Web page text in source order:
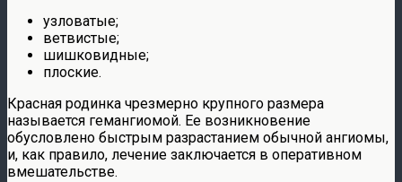
узловатые;
ветвистые;
шишковидные;
плоские.
Красная родинка чрезмерно крупного размера
называется гемангиомой. Ее возникновение
обусловлено быстрым разрастанием обычной ангиомы,
и, как правило, лечение заключается в оперативном
вмешательстве.